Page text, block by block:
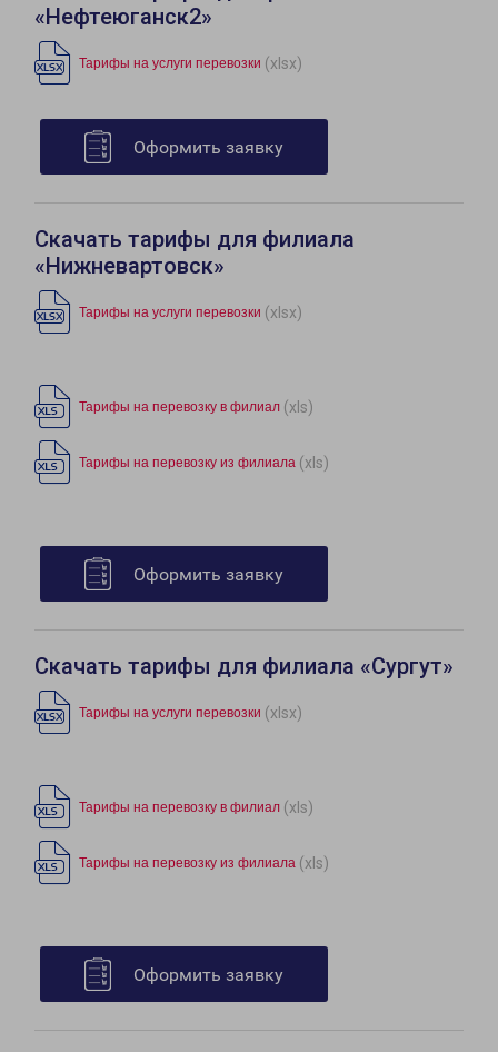
«Нефтеюганск2»
Тарифы на услуги перевозки (xlsx)
Оформить заявку
Скачать тарифы для филиала
«Нижневартовск»
Тарифы на услуги перевозки (xlsx)
Тарифы на перевозку в филиал (xls)
Тарифы на перевозку из филиала (xls)
Оформить заявку
Скачать тарифы для филиала «Сургут»
Тарифы на услуги перевозки (xlsx)
Тарифы на перевозку в филиал (xls)
Тарифы на перевозку из филиала (xls)
Оформить заявку